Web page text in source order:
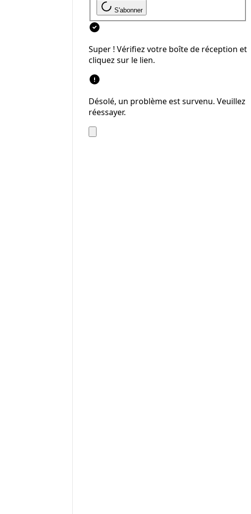
S'abonner
Super ! Vérifiez votre boîte de réception et
cliquez sur le lien.
Désolé, un problème est survenu. Veuillez
réessayer.